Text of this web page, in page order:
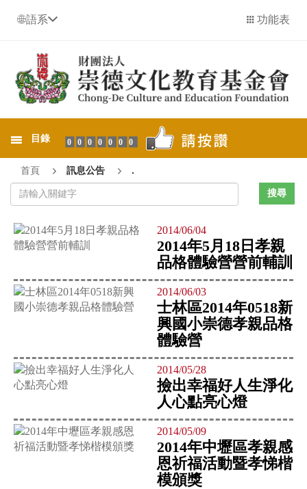
語系 功能表
目錄 0000000
首頁 訊息公告 .
2014/06/04
2014年5月18日孝親
品格體驗營營前輔訓
2014/06/03
士林區2014年0518新
興國小崇德孝親品格
體驗營
2014/05/28
撿出幸福好人生淨化
人心點亮心燈
2014/05/09
2014年中壢區孝親感
恩祈福活動暨孝悌楷
模頒獎